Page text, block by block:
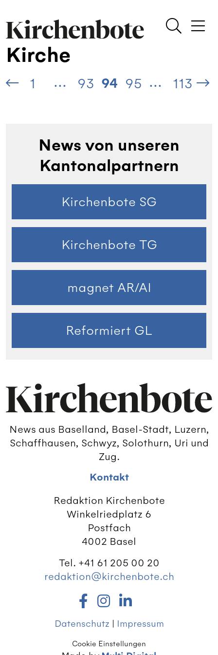
Kirche
1 ... 93 94 95 ... 113
News von unseren
Kantonalpartnern
Kirchenbote SG
Kirchenbote TG
magnet AR/AI
Reformiert GL
News aus Baselland, Basel-Stadt, Luzern,
Schaffhausen, Schwyz, Solothurn, Uri und
Zug.
Kontakt
Redaktion Kirchenbote
Winkelriedplatz 6
Postfach
4002 Basel
Tel. +41 61 205 00 20
redaktion@kirchenbote.ch
Datenschutz | Impressum
Cookie Einstellungen